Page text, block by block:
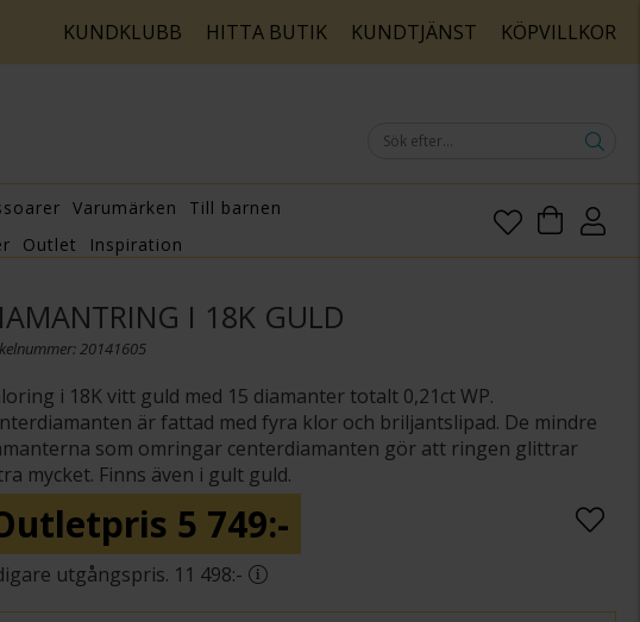
KUNDKLUBB HITTA BUTIK KUNDTJÄNST KÖPVILLKOR
Varumärken
Till barnen
Outlet Inspiration
I 18K GULD
20141605
i 18K vitt guld med 15 diamanter totalt 0,21ct WP.
är fattad med fyra klor och briljantslipad. De mindre
som omringar centerdiamanten gör att ringen glittrar
mycket. Finns även i gult guld.
5 749:-
11 498:-